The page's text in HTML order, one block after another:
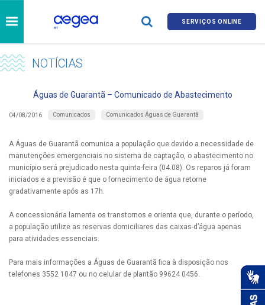
SERVIÇOS ONLINE
NOTÍCIAS
Águas de Guarantã – Comunicado de Abastecimento
04/08/2016 Comunicados Comunicados Águas de Guarantã
A Águas de Guarantã comunica a população que devido a necessidade de
manutenções emergenciais no sistema de captação, o abastecimento no
município será prejudicado nesta quinta-feira (04.08). Os reparos já foram
iniciados e a previsão é que o fornecimento de água retorne
gradativamente após as 17h.
A concessionária lamenta os transtornos e orienta que, durante o período,
a população utilize as reservas domiciliares das caixas-d’água apenas
para atividades essenciais.
Para mais informações a Águas de Guarantã fica à disposição nos
telefones 3552 1047 ou no celular de plantão 99624 0456.